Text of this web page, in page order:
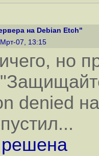
на Debian Etch"
07, 13:15
но
denied